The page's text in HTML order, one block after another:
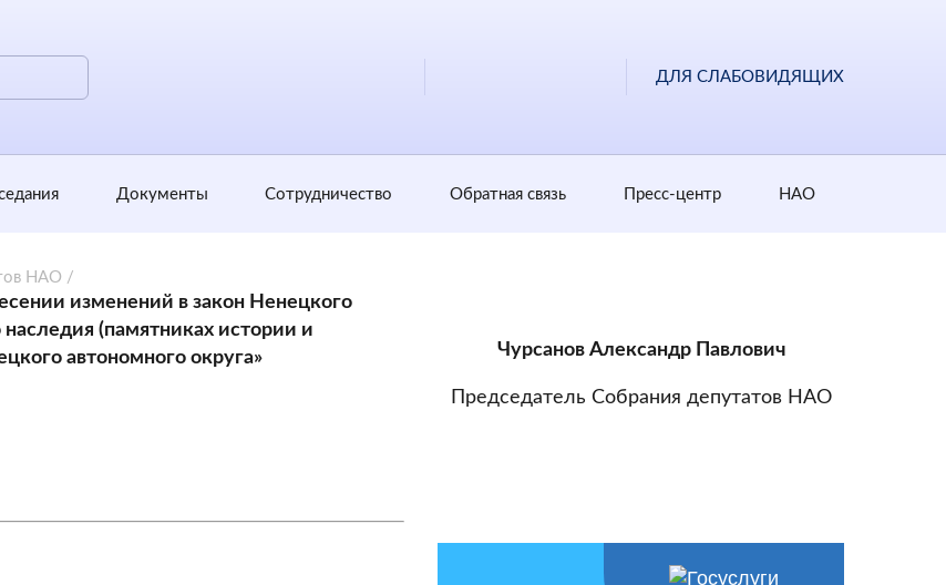
ДЛЯ СЛАБОВИДЯЩИХ
Документы Сотрудничество Обратная cвязь Пресс-центр НАО
НАО /
изменений в закон Ненецкого
(памятниках истории и
автономного округа»
Чурсанов Александр Павлович
Председатель Собрания депутатов НАО